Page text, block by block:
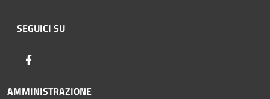
SEGUICI SU
AMMINISTRAZIONE